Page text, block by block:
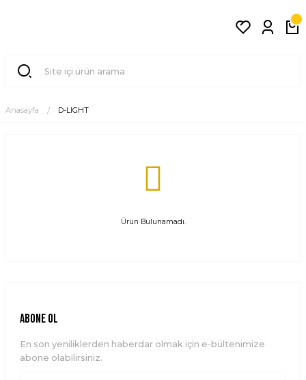
Anasayfa D-LIGHT
Ürün Bulunamadı.
ABONE OL
En son yeniliklerden haberdar olmak için e-bültenimize
abone olabilirsiniz.